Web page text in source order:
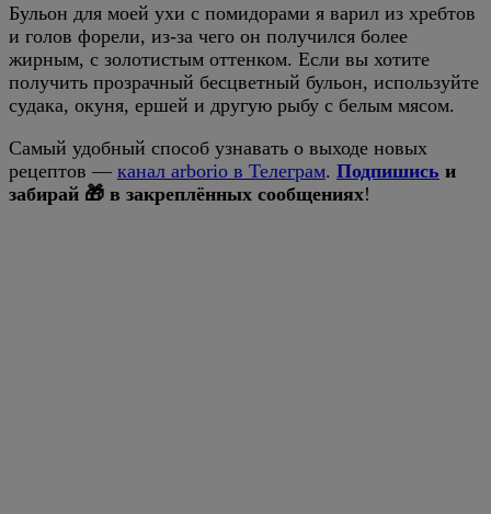
Бульон для моей ухи с помидорами я варил из хребтов
и голов форели, из-за чего он получился более
жирным, с золотистым оттенком. Если вы хотите
получить прозрачный бесцветный бульон, используйте
судака, окуня, ершей и другую рыбу с белым мясом.
Самый удобный способ узнавать о выходе новых
рецептов — канал arborio в Телеграм. Подпишись и
забирай 🎁 в закреплённых сообщениях!